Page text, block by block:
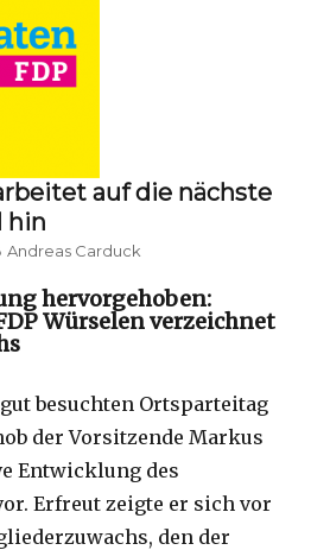
auf die nächste
hin
Andreas Carduck
hervorgehoben:
Würselen verzeichnet
besuchten Ortsparteitag
der Vorsitzende Markus
Entwicklung des
Erfreut zeigte er sich vor
den der